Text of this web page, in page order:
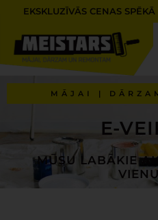
content
EKSKLUZĪVĀS CENAS
MĀJAI |
E-
MŪSU LABĀKIE